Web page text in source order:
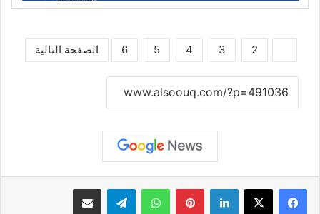
2
3
4
5
6 الصفحة التالية
لينكدإن بينتيريستواتساب تيلقرام مشاركة عبر البريد